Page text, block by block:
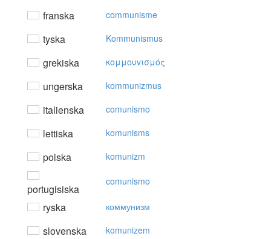
franska communisme
tyska Kommunismus
grekiska κoμμoυvισμός
ungerska kommunizmus
italienska comunismo
lettiska komunisms
polska komunizm
portugisiska
comunismo
ryska коммунизм
slovenska komunizem